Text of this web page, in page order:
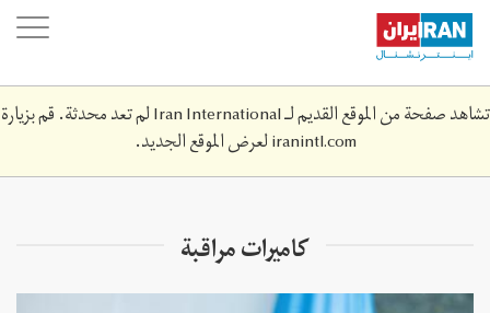
Skip
main
content
تشاهد صفحة من الموقع القديم لـ Iran International لم تعد محدثة. قم بزيارة
iranintl.comلعرض الموقع الجديد.
كاميرات مراقبة